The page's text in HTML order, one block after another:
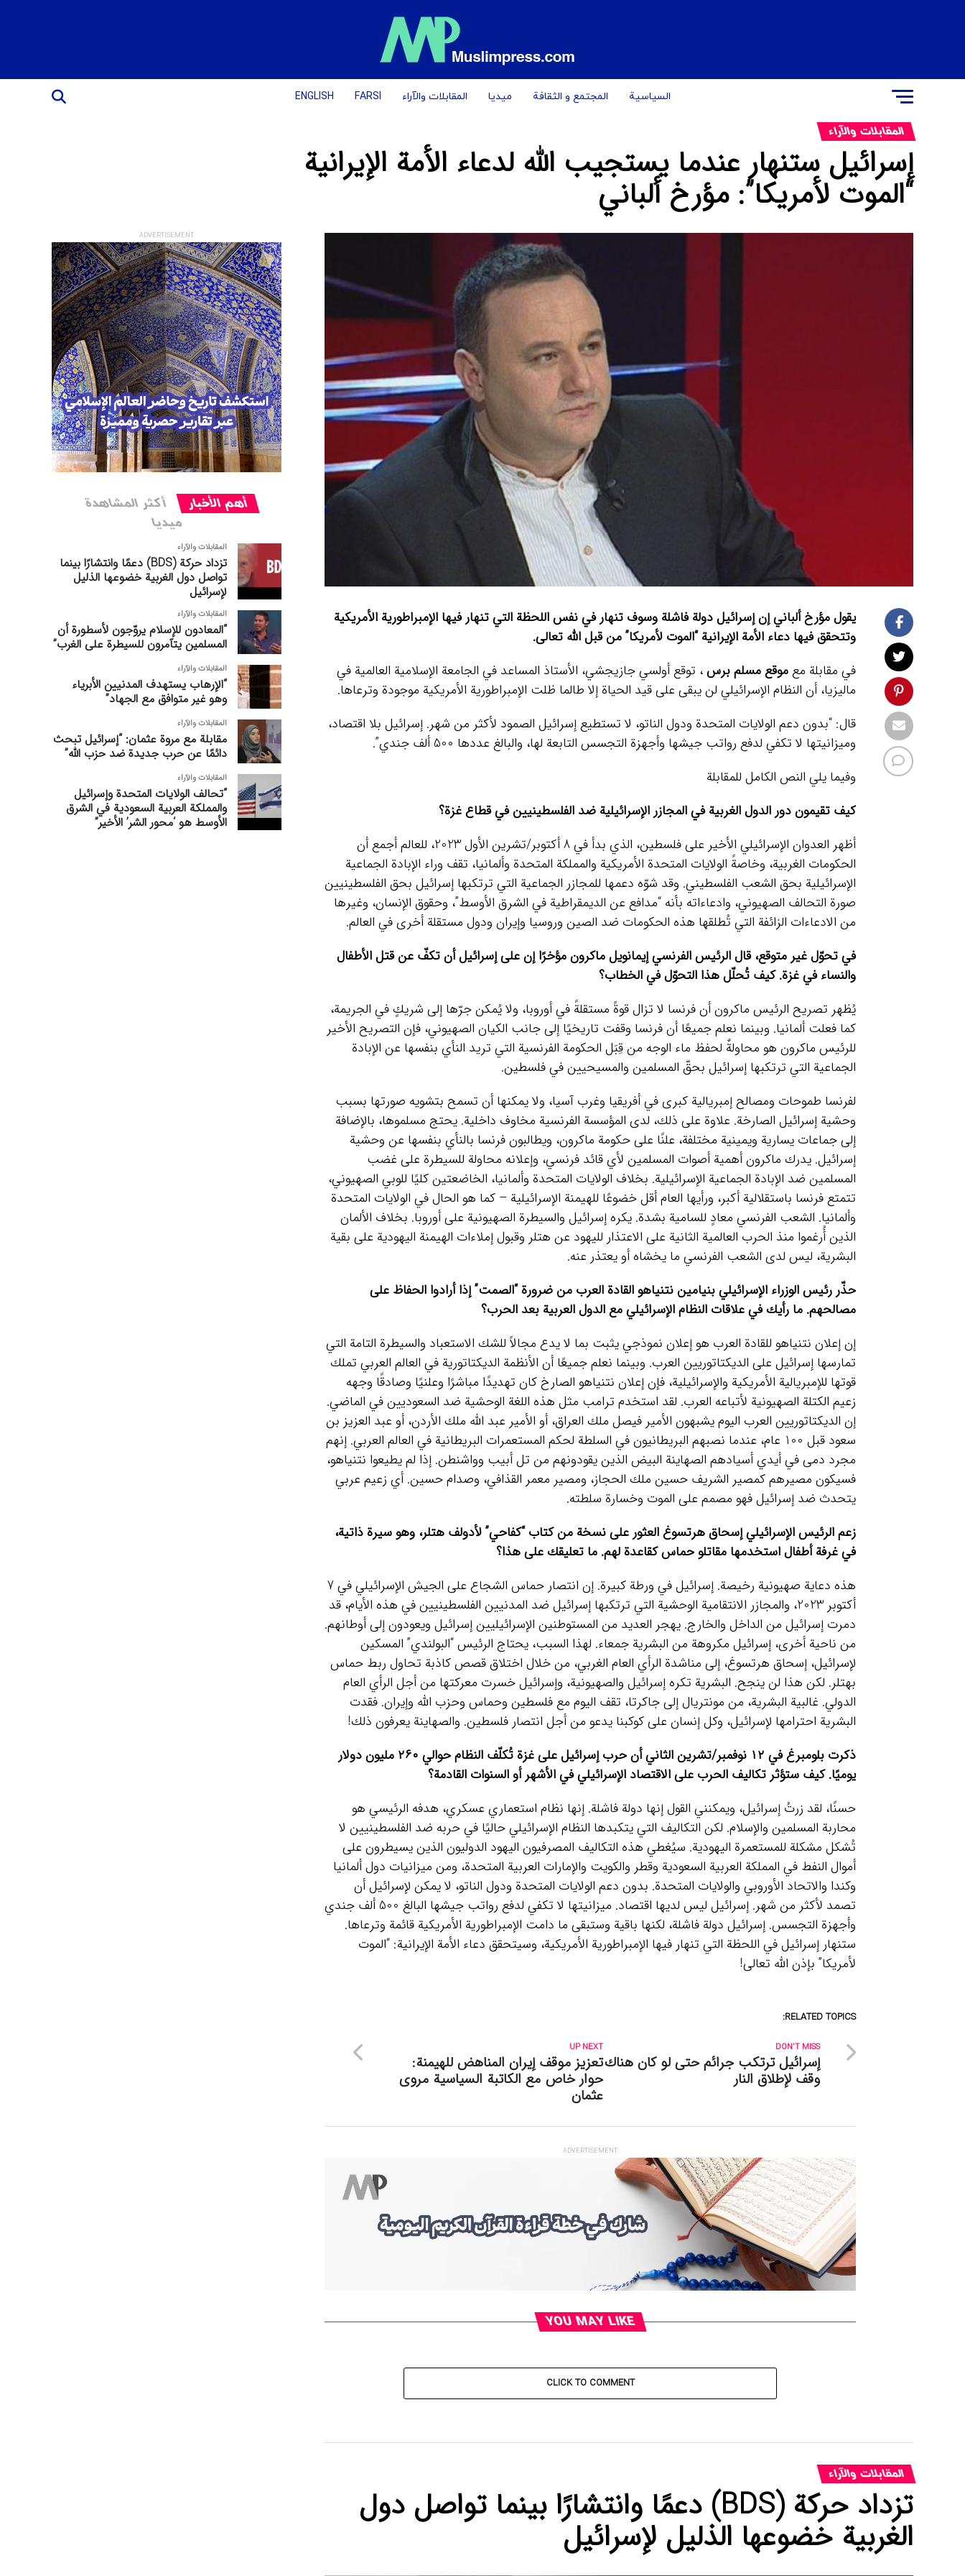
السیاسیة المجتمع و الثقافة میدیا المقابلات والآراء FARSI
ENGLISH
المقابلات والآراء
إسرائيل ستنهار عندما يستجيب الله لدعاء الأمة الإيرانية
“الموت لأمريكا”: مؤرخ ألباني
يقول مؤرخ ألباني إن إسرائيل دولة فاشلة وسوف تنهار في نفس اللحظة التي تنهار فيها الإمبراطورية الأمريكية
وتتحقق فيها دعاء الأمة الإيرانية “الموت لأمريكا” من قبل الله تعالى.
في مقابلة معموقع مسلم برس، توقع أولسي جازيجشي، الأستاذ المساعد في الجامعة الإسلامية العالمية في
ماليزيا، أن النظام الإسرائيلي لن يبقى على قيد الحياة إلا طالما ظلت الإمبراطورية الأمريكية موجودة وترعاها.
قال: “بدون دعم الولايات المتحدة ودول الناتو، لا تستطيع إسرائيل الصمود لأكثر من شهر. إسرائيل بلا اقتصاد،
وميزانيتها لا تكفي لدفع رواتب جيشها وأجهزة التجسس التابعة لها، والبالغ عددها 500 ألف جندي”.
وفيما يلي النص الكامل للمقابلة
كيف تقيمون دور الدول الغربية في المجازر الإسرائيلية ضد الفلسطينيين في قطاع غزة؟
أظهر العدوان الإسرائيلي الأخير على فلسطين، الذي بدأ في 8 أكتوبر/تشرين الأول 2023، للعالم أجمع أن
الحكومات الغربية، وخاصةً الولايات المتحدة الأمريكية والمملكة المتحدة وألمانيا، تقف وراء الإبادة الجماعية
الإسرائيلية بحق الشعب الفلسطيني. وقد شوّه دعمها للمجازر الجماعية التي ترتكبها إسرائيل بحق الفلسطينيين
صورة التحالف الصهيوني، وادعاءاته بأنه “مدافع عن الديمقراطية في الشرق الأوسط”، وحقوق الإنسان، وغيرها
من الادعاءات الزائفة التي تُطلقها هذه الحكومات ضد الصين وروسيا وإيران ودول مستقلة أخرى في العالم.
في تحوّل غير متوقع، قال الرئيس الفرنسي إيمانويل ماكرون مؤخرًا إن على إسرائيل أن تكفّ عن قتل الأطفال
والنساء في غزة. كيف تُحلّل هذا التحوّل في الخطاب؟
يُظهر تصريح الرئيس ماكرون أن فرنسا لا تزال قوةً مستقلةً في أوروبا، ولا يُمكن جرّها إلى شريكٍ في الجريمة،
كما فعلت ألمانيا. وبينما نعلم جميعًا أن فرنسا وقفت تاريخيًا إلى جانب الكيان الصهيوني، فإن التصريح الأخير
للرئيس ماكرون هو محاولةٌ لحفظ ماء الوجه من قِبَل الحكومة الفرنسية التي تريد النأي بنفسها عن الإبادة
الجماعية التي ترتكبها إسرائيل بحقّ المسلمين والمسيحيين في فلسطين.
لفرنسا طموحات ومصالح إمبريالية كبرى في أفريقيا وغرب آسيا، ولا يمكنها أن تسمح بتشويه صورتها بسبب
وحشية إسرائيل الصارخة. علاوة على ذلك، لدى المؤسسة الفرنسية مخاوف داخلية. يحتج مسلموها، بالإضافة
إلى جماعات يسارية ويمينية مختلفة، علنًا على حكومة ماكرون، ويطالبون فرنسا بالنأي بنفسها عن وحشية
إسرائيل. يدرك ماكرون أهمية أصوات المسلمين لأي قائد فرنسي، وإعلانه محاولة للسيطرة على غضب
المسلمين ضد الإبادة الجماعية الإسرائيلية. بخلاف الولايات المتحدة وألمانيا، الخاضعتين كليًا للوبي الصهيوني،
تتمتع فرنسا باستقلالية أكبر، ورأيها العام أقل خضوعًا للهيمنة الإسرائيلية – كما هو الحال في الولايات المتحدة
وألمانيا. الشعب الفرنسي معادٍ للسامية بشدة. يكره إسرائيل والسيطرة الصهيونية على أوروبا. بخلاف الألمان
الذين أُرغموا منذ الحرب العالمية الثانية على الاعتذار لليهود عن هتلر وقبول إملاءات الهيمنة اليهودية على بقية
البشرية، ليس لدى الشعب الفرنسي ما يخشاه أو يعتذر عنه.
حذّر رئيس الوزراء الإسرائيلي بنيامين نتنياهو القادة العرب من ضرورة “الصمت” إذا أرادوا الحفاظ على
مصالحهم. ما رأيك في علاقات النظام الإسرائيلي مع الدول العربية بعد الحرب؟
إن إعلان نتنياهو للقادة العرب هو إعلان نموذجي يثبت بما لا يدع مجالاً للشك الاستعباد والسيطرة التامة التي
تمارسها إسرائيل على الديكتاتوريين العرب. وبينما نعلم جميعًا أن الأنظمة الديكتاتورية في العالم العربي تملك
قوتها للإمبريالية الأمريكية والإسرائيلية، فإن إعلان نتنياهو الصارخ كان تهديدًا مباشرًا وعلنيًا وصادقًا وجهه
زعيم الكتلة الصهيونية لأتباعه العرب. لقد استخدم ترامب مثل هذه اللغة الوحشية ضد السعوديين في الماضي.
إن الديكتاتوريين العرب اليوم يشبهون الأمير فيصل ملك العراق، أو الأمير عبد الله ملك الأردن، أو عبد العزيز بن
سعود قبل 100 عام، عندما نصبهم البريطانيون في السلطة لحكم المستعمرات البريطانية في العالم العربي. إنهم
مجرد دمى في أيدي أسيادهم الصهاينة البيض الذين يقودونهم من تل أبيب وواشنطن. إذا لم يطيعوا نتنياهو،
فسيكون مصيرهم كمصير الشريف حسين ملك الحجاز، ومصير معمر القذافي، وصدام حسين. أي زعيم عربي
يتحدث ضد إسرائيل فهو مصمم على الموت وخسارة سلطته.
زعم الرئيس الإسرائيلي إسحاق هرتسوغ العثور على نسخة من كتاب “كفاحي” لأدولف هتلر، وهو سيرة ذاتية،
في غرفة أطفال استخدمها مقاتلو حماس كقاعدة لهم. ما تعليقك على هذا؟
هذه دعاية صهيونية رخيصة. إسرائيل في ورطة كبيرة. إن انتصار حماس الشجاع على الجيش الإسرائيلي في 7
أكتوبر 2023، والمجازر الانتقامية الوحشية التي ترتكبها إسرائيل ضد المدنيين الفلسطينيين في هذه الأيام، قد
دمرت إسرائيل من الداخل والخارج. يهجر العديد من المستوطنين الإسرائيليين إسرائيل ويعودون إلى أوطانهم.
من ناحية أخرى، إسرائيل مكروهة من البشرية جمعاء. لهذا السبب، يحتاج الرئيس “البولندي” المسكين
لإسرائيل، إسحاق هرتسوغ، إلى مناشدة الرأي العام الغربي، من خلال اختلاق قصص كاذبة تحاول ربط حماس
بهتلر. لكن هذا لن ينجح. البشرية تكره إسرائيل والصهيونية، وإسرائيل خسرت معركتها من أجل الرأي العام
الدولي. غالبية البشرية، من مونتريال إلى جاكرتا، تقف اليوم مع فلسطين وحماس وحزب الله وإيران. فقدت
البشرية احترامها لإسرائيل، وكل إنسان على كوكبنا يدعو من أجل انتصار فلسطين. والصهاينة يعرفون ذلك!
ذكرت بلومبرغ في ١٢ نوفمبر/تشرين الثاني أن حرب إسرائيل على غزة تُكلّف النظام حوالي ٢٦٠ مليون دولار
يوميًا. كيف ستؤثر تكاليف الحرب على الاقتصاد الإسرائيلي في الأشهر أو السنوات القادمة؟
حسنًا، لقد زرتُ إسرائيل، ويمكنني القول إنها دولة فاشلة. إنها نظام استعماري عسكري، هدفه الرئيسي هو
محاربة المسلمين والإسلام. لكن التكاليف التي يتكبدها النظام الإسرائيلي حاليًا في حربه ضد الفلسطينيين لا
تُشكل مشكلة للمستعمرة اليهودية. سيُغطي هذه التكاليف المصرفيون اليهود الدوليون الذين يسيطرون على
أموال النفط في المملكة العربية السعودية وقطر والكويت والإمارات العربية المتحدة، ومن ميزانيات دول ألمانيا
وكندا والاتحاد الأوروبي والولايات المتحدة. بدون دعم الولايات المتحدة ودول الناتو، لا يمكن لإسرائيل أن
تصمد لأكثر من شهر. إسرائيل ليس لديها اقتصاد. ميزانيتها لا تكفي لدفع رواتب جيشها البالغ 500 ألف جندي
وأجهزة التجسس. إسرائيل دولة فاشلة، لكنها باقية وستبقى ما دامت الإمبراطورية الأمريكية قائمة وترعاها.
ستنهار إسرائيل في اللحظة التي تنهار فيها الإمبراطورية الأمريكية، وسيتحقق دعاء الأمة الإيرانية: “الموت
لأمريكا” بإذن الله تعالى!
RELATED TOPICS:
UP NEXT
تعزيز موقف إيران المناهض للهيمنة:
حوار خاص مع الكاتبة السياسية مروى
عثمان
DON'T MISS
إسرائيل ترتكب جرائم حتى لو كان هناك
وقف لإطلاق النار
ADVERTISEMENT
YOU MAY LIKE
CLICK TO COMMENT
المقابلات والآراء
تزداد حركة (BDS) دعمًا وانتشارًا بينما تواصل دول
الغربیة خضوعها الذليل لإسرائيل
ADVERTISEMENT
أهم الأخبار
أکثر المشاهدة
میدیا
المقابلات والآراء
تزداد حركة (BDS) دعمًا وانتشارًا بينما
تواصل دول الغربیة خضوعها الذليل
لإسرائيل
المقابلات والآراء
“المعادون للإسلام يروّجون لأسطورة أن
المسلمين يتآمرون للسيطرة على الغرب”
المقابلات والآراء
“الإرهاب يستهدف المدنيين الأبرياء
وهو غير متوافق مع الجهاد”
المقابلات والآراء
مقابلة مع مروة عثمان: “إسرائيل تبحث
دائمًا عن حرب جديدة ضد حزب الله”
المقابلات والآراء
“تحالف الولايات المتحدة وإسرائيل
والمملكة العربية السعودية في الشرق
الأوسط هو ‘محور الشر’ الأخير”